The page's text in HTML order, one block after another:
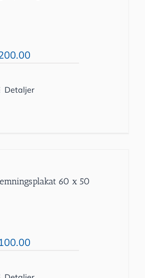
Detaljer
60 x 50